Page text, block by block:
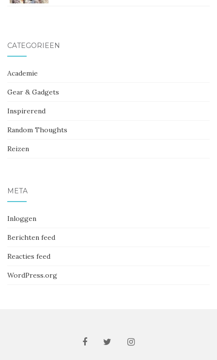
CATEGORIEËN
Academie
Gear & Gadgets
Inspirerend
Random Thoughts
Reizen
META
Inloggen
Berichten feed
Reacties feed
WordPress.org